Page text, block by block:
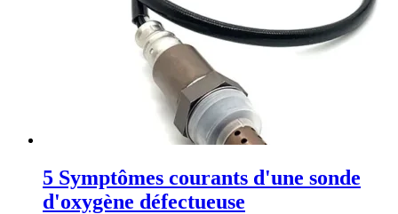
5 Symptômes courants d'une sonde
d'oxygène défectueuse